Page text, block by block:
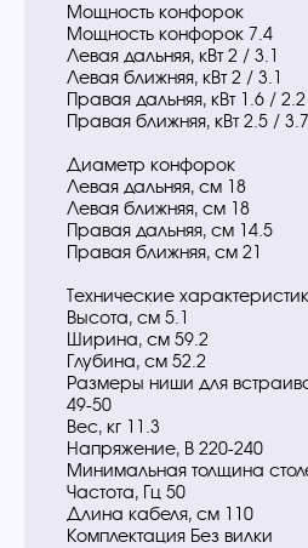
Мощность конфорок
Мощность конфорок 7.4
Левая дальняя, кВт 2 / 3.1
Левая ближняя, кВт 2 / 3.1
Правая дальняя, кВт 1.6 / 2.2
Правая ближняя, кВт 2.5 / 3.7
Диаметр конфорок
Левая дальняя, см 18
Левая ближняя, см 18
Правая дальняя, см 14.5
Правая ближняя, см 21
Технические
Высота, см 5.1
Ширина, см 59.2
Глубина, см 52.2
Размеры ниши для
49-50
Вес, кг 11.3
Напряжение, В 220-240
Минимальная толщина
Частота, Гц 50
Длина кабеля, см 110
Комплектация Без вилки